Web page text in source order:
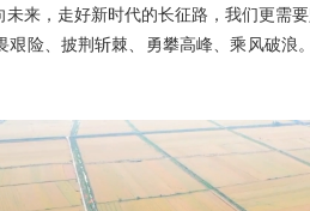
未来，走好新时代的长征路，我们更需
、披荆斩棘、勇攀高峰、乘风破浪